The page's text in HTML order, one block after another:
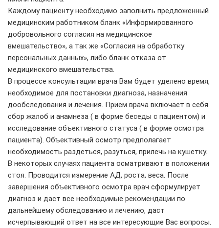
Каждому пациенту необходимо заполнить предложенный
медицинским работником бланк «Информированного
добровольного согласия на медицинское
вмешательство», а так же «Согласия на обработку
персональных данных», либо бланк отказа от
медицинского вмешательства.
В процессе консультации врача Вам будет уделено время,
необходимое для постановки диагноза, назначения
дообследования и лечения. Прием врача включает в себя
сбор жалоб и анамнеза ( в форме беседы с пациентом) и
исследование объективного статуса ( в форме осмотра
пациента). Объективный осмотр предполагает
необходимость раздеться, разуться, прилечь на кушетку.
В некоторых случаях пациента осматривают в положении
стоя. Проводится измерение АД, роста, веса. После
завершения объективного осмотра врач сформулирует
диагноз и даст все необходимые рекомендации по
дальнейшему обследованию и лечению, даст
исчерпывающий ответ на все интересующие Вас вопросы.